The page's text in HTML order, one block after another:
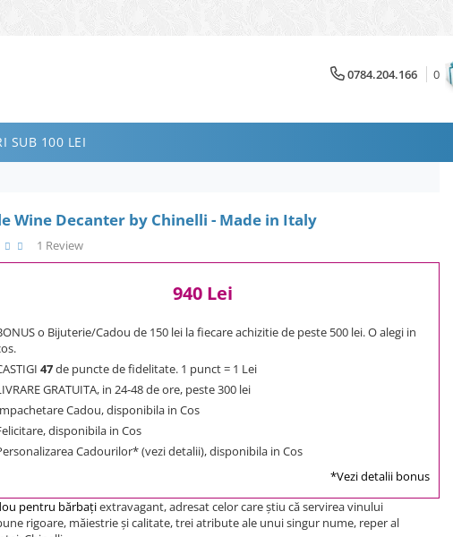
0784.204.166 0
SUB 100 LEI
Wine Decanter by Chinelli - Made in Italy
1 Review
940 Lei
o Bijuterie/Cadou de 150 lei la fiecare achizitie de peste 500 lei. O alegi in
47de puncte de fidelitate. 1 punct = 1 Lei
GRATUITA, in 24-48 de ore, peste 300 lei
Cadou, disponibila in Cos
disponibila in Cos
Cadourilor* (vezi detalii), disponibila in Cos
*Vezi detalii bonus
pentru bărbaţiextravagant, adresat celor care ştiu că servirea vinului
rigoare, măiestrie şi calitate, trei atribute ale unui singur nume, reper al